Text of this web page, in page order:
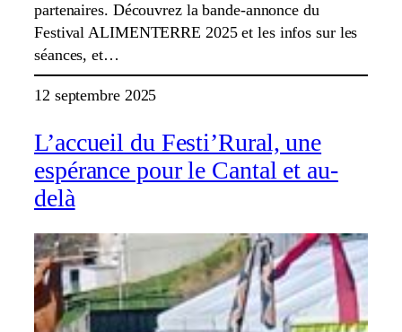
partenaires. Découvrez la bande-annonce du
Festival ALIMENTERRE 2025 et les infos sur les
séances, et…
12 septembre 2025
L’accueil du Festi’Rural, une
espérance pour le Cantal et au-
delà